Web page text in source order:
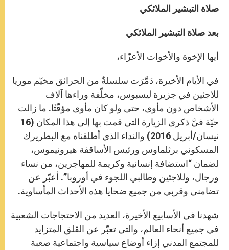
صلاة التبشير الملائكي
بعد صلاة التبشير الملائكي
أيها الإخوة والأخوات الأعزّاء،
في الأيام الأخيرة، دَمَّرَت سلسلةٌ من الحرائق مخيّم موريا
للاجئين في جزيرة ليسبوس، مخلّفة وراءها آلاف
الأشخاص دون مأوى، حتى ولو كان مأوى مؤقّتًا. ما زالت
حيّة فيَّ ذكرى الزيارة التي قمت بها إلى هذا المكان (16
نيسان/أبريل 2016) والنداء الذي أطلقناه مع البطريرك
المسكوني برثلماوس ورئيس الأساقفة هيرونيموس،
لضمان “استضافة إنسانية وكريمة للمهاجرين، من نساء
ورجال، وللاجئين وطالبي اللجوء في أوروبا”. أعبّر عن
تضامني وقربي من جميع ضحايا هذه الأحداث المأساوية.
شهدنا في الأسابيع الأخيرة، العديد من الاحتجاجات الشعبية
في جميع أنحاء العالم، والتي تعبّر عن القلق المتزايد
للمجتمع المدني إزاء أوضاع سياسية واجتماعية صعبة